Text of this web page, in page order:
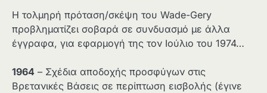
Η τολμηρή πρόταση/σκέψη του Wade-Gery
προβληματίζει σοβαρά σε συνδυασμό με άλλα
έγγραφα, για εφαρμογή της τον Ιούλιο του 1974…
1964 – Σχέδια αποδοχής προσφύγων στις
Βρετανικές Βάσεις σε περίπτωση εισβολής (έγινε